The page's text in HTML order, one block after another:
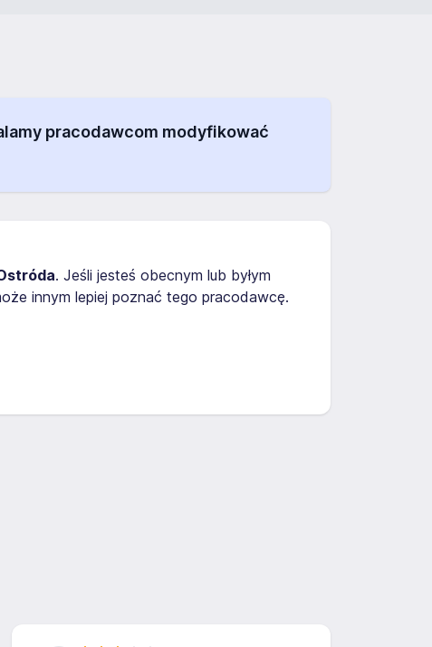
pracodawcom modyfikować
. Jeśli jesteś obecnym lub byłym
innym lepiej poznać tego pracodawcę.